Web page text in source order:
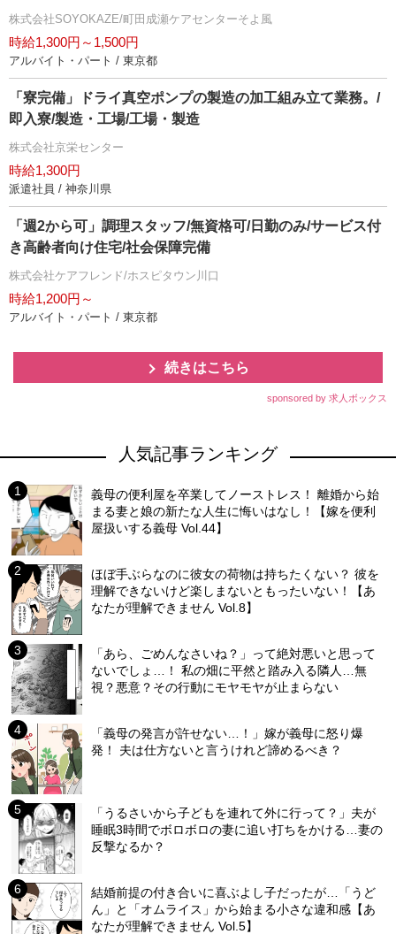
株式会社SOYOKAZE/町田成瀬ケアセンターそよ風
時給1,300円～1,500円
アルバイト・パート / 東京都
「寮完備」ドライ真空ポンプの製造の加工組み立て業務。/
即入寮/製造・工場/工場・製造
株式会社京栄センター
時給1,300円
派遣社員 / 神奈川県
「週2から可」調理スタッフ/無資格可/日勤のみ/サービス付
き高齢者向け住宅/社会保障完備
株式会社ケアフレンド/ホスピタウン川口
時給1,200円～
アルバイト・パート / 東京都
続きはこちら
sponsored by 求人ボックス
人気記事ランキング
義母の便利屋を卒業してノーストレス！ 離婚から始
まる妻と娘の新たな人生に悔いはなし！【嫁を便利
屋扱いする義母 Vol.44】
ほぼ手ぶらなのに彼女の荷物は持ちたくない？ 彼を
理解できないけど楽しまないともったいない！【あ
なたが理解できません Vol.8】
「あら、ごめんなさいね？」って絶対悪いと思って
ないでしょ…！ 私の畑に平然と踏み入る隣人…無
視？悪意？その行動にモヤモヤが止まらない
「義母の発言が許せない…！」嫁が義母に怒り爆
発！ 夫は仕方ないと言うけれど諦めるべき？
「うるさいから子どもを連れて外に行って？」夫が
睡眠3時間でボロボロの妻に追い打ちをかける…妻の
反撃なるか？
結婚前提の付き合いに喜ぶよし子だったが…「うど
ん」と「オムライス」から始まる小さな違和感【あ
なたが理解できません Vol.5】